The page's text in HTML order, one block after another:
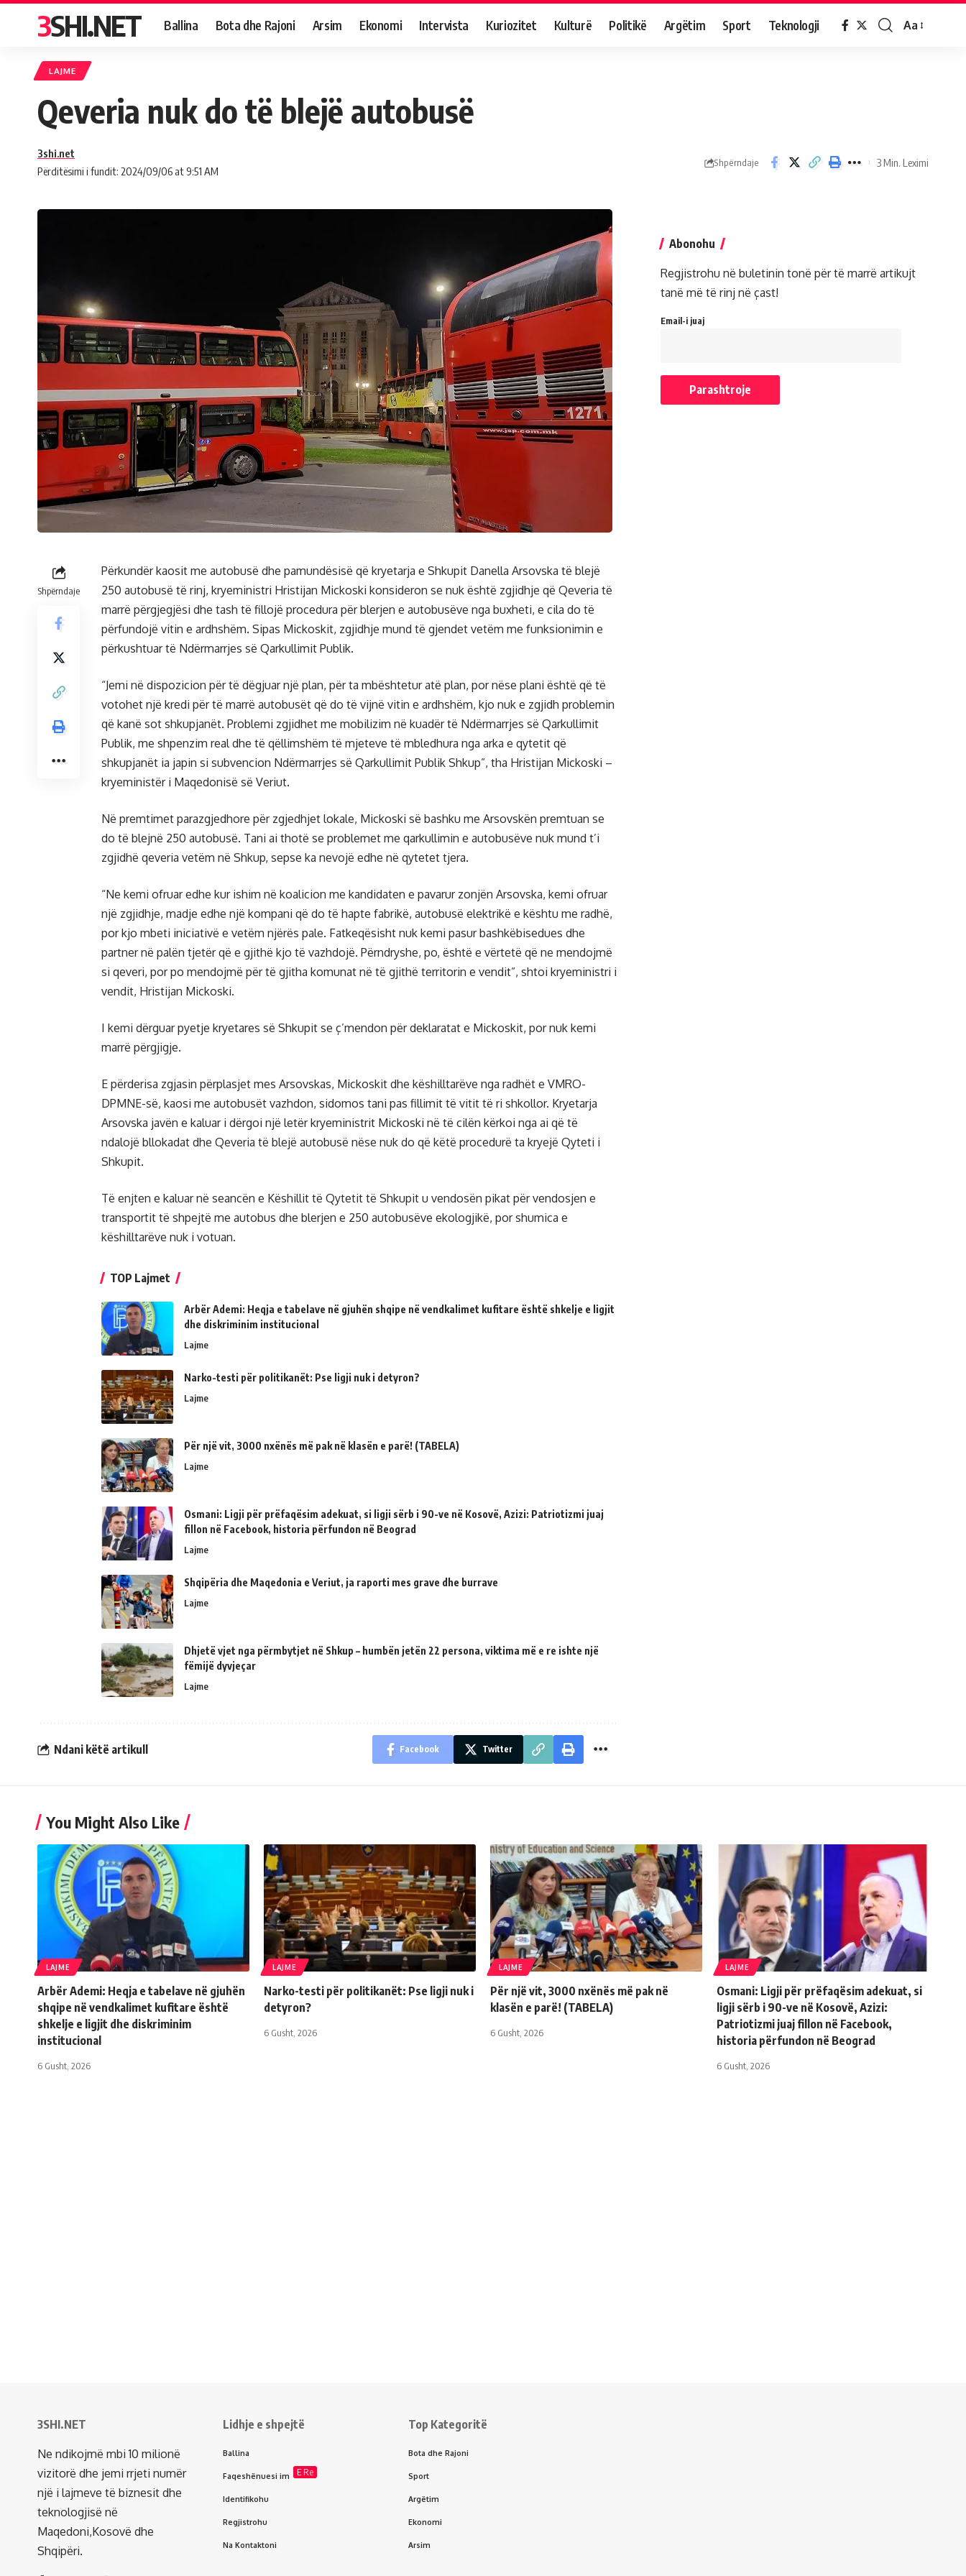
3SHI.NET Ballina Bota dhe Rajoni Arsim Ekonomi Intervista Kuriozitet Kulturë Politikë Argëtim Sport Teknologji Aa
LAJME
Qeveria nuk do të blejë autobusë
Përditësimi i fundit: 2024/09/06 at 9:51 AM
3shi.net
Shpërndaje 3 Min. Leximi
Shpërndaje
Përkundër kaosit me autobusë dhe pamundësisë që kryetarja e Shkupit Danella Arsovska të blejë
250 autobusë të rinj, kryeministri Hristijan Mickoski konsideron se nuk është zgjidhje që Qeveria të
marrë përgjegjësi dhe tash të fillojë procedura për blerjen e autobusëve nga buxheti, e cila do të
përfundojë vitin e ardhshëm. Sipas Mickoskit, zgjidhje mund të gjendet vetëm me funksionimin e
përkushtuar të Ndërmarrjes së Qarkullimit Publik.
“Jemi në dispozicion për të dëgjuar një plan, për ta mbështetur atë plan, por nëse plani është që të
votohet një kredi për të marrë autobusët që do të vijnë vitin e ardhshëm, kjo nuk e zgjidh problemin
që kanë sot shkupjanët. Problemi zgjidhet me mobilizim në kuadër të Ndërmarrjes së Qarkullimit
Publik, me shpenzim real dhe të qëllimshëm të mjeteve të mbledhura nga arka e qytetit që
shkupjanët ia japin si subvencion Ndërmarrjes së Qarkullimit Publik Shkup”, tha Hristijan Mickoski –
kryeministër i Maqedonisë së Veriut.
Në premtimet parazgjedhore për zgjedhjet lokale, Mickoski së bashku me Arsovskën premtuan se
do të blejnë 250 autobusë. Tani ai thotë se problemet me qarkullimin e autobusëve nuk mund t’i
zgjidhë qeveria vetëm në Shkup, sepse ka nevojë edhe në qytetet tjera.
“Ne kemi ofruar edhe kur ishim në koalicion me kandidaten e pavarur zonjën Arsovska, kemi ofruar
një zgjidhje, madje edhe një kompani që do të hapte fabrikë, autobusë elektrikë e kështu me radhë,
por kjo mbeti iniciativë e vetëm njërës pale. Fatkeqësisht nuk kemi pasur bashkëbisedues dhe
partner në palën tjetër që e gjithë kjo të vazhdojë. Përndryshe, po, është e vërtetë që ne mendojmë
si qeveri, por po mendojmë për të gjitha komunat në të gjithë territorin e vendit”, shtoi kryeministri i
vendit, Hristijan Mickoski.
I kemi dërguar pyetje kryetares së Shkupit se ç’mendon për deklaratat e Mickoskit, por nuk kemi
marrë përgjigje.
E përderisa zgjasin përplasjet mes Arsovskas, Mickoskit dhe këshilltarëve nga radhët e VMRO-
DPMNE-së, kaosi me autobusët vazhdon, sidomos tani pas fillimit të vitit të ri shkollor. Kryetarja
Arsovska javën e kaluar i dërgoi një letër kryeministrit Mickoski në të cilën kërkoi nga ai që të
ndalojë bllokadat dhe Qeveria të blejë autobusë nëse nuk do që këtë procedurë ta kryejë Qyteti i
Shkupit.
Të enjten e kaluar në seancën e Këshillit të Qytetit të Shkupit u vendosën pikat për vendosjen e
transportit të shpejtë me autobus dhe blerjen e 250 autobusëve ekologjikë, por shumica e
këshilltarëve nuk i votuan.
TOP Lajmet
Arbër Ademi: Heqja e tabelave në gjuhën shqipe në vendkalimet kufitare është shkelje e ligjit
dhe diskriminim institucional
Lajme
Narko-testi për politikanët: Pse ligji nuk i detyron?
Lajme
Për një vit, 3000 nxënës më pak në klasën e parë! (TABELA)
Lajme
Osmani: Ligji për prëfaqësim adekuat, si ligji sërb i 90-ve në Kosovë, Azizi: Patriotizmi juaj
fillon në Facebook, historia përfundon në Beograd
Lajme
Shqipëria dhe Maqedonia e Veriut, ja raporti mes grave dhe burrave
Lajme
Dhjetë vjet nga përmbytjet në Shkup – humbën jetën 22 persona, viktima më e re ishte një
fëmijë dyvjeçar
Lajme
Ndani këtë artikull Facebook Twitter
Abonohu
Regjistrohu në buletinin tonë për të marrë artikujt
tanë më të rinj në çast!
Email-i juaj
You Might Also Like
LAJME
Arbër Ademi: Heqja e tabelave në gjuhën
shqipe në vendkalimet kufitare është
shkelje e ligjit dhe diskriminim
institucional
6 Gusht, 2026
LAJME
Narko-testi për politikanët: Pse ligji nuk i
detyron?
6 Gusht, 2026
LAJME
Për një vit, 3000 nxënës më pak në
klasën e parë! (TABELA)
6 Gusht, 2026
LAJME
Osmani: Ligji për prëfaqësim adekuat, si
ligji sërb i 90-ve në Kosovë, Azizi:
Patriotizmi juaj fillon në Facebook,
historia përfundon në Beograd
6 Gusht, 2026
3SHI.NET
Ne ndikojmë mbi 10 milionë
vizitorë dhe jemi rrjeti numër
një i lajmeve të biznesit dhe
teknologjisë në
Maqedoni,Kosovë dhe
Shqipëri.
Lidhje e shpejtë
Ballina
Faqeshënuesi im E Re
Identifikohu
Regjistrohu
Na Kontaktoni
Top Kategoritë
Bota dhe Rajoni
Sport
Argëtim
Ekonomi
Arsim